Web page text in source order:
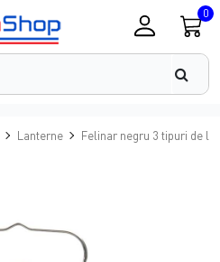
0
Lanterne Felinar negru 3 tipuri de